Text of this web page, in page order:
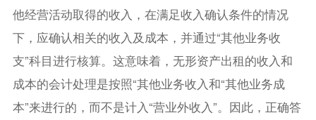
他经营活动取得的收入，在满足收入确认条件的情况
下，应确认相关的收入及成本，并通过“其他业务收
支”科目进行核算。这意味着，无形资产出租的收入和
成本的会计处理是按照“其他业务收入和“其他业务成
本”来进行的，而不是计入“营业外收入”。因此，正确答